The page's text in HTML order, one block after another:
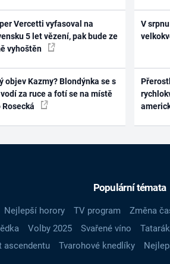
Vercetti vyfasoval na
5 let vězení, pak bude ze
vyhoštěn
objev Kazmy? Blondýnka se s
za ruce a fotí se na místě
Rosecká
V
Populární témata
Nejlepší horory TV program Změna
Volby 2025 Svařené víno
ascendentu
Tvarohové knedlíky